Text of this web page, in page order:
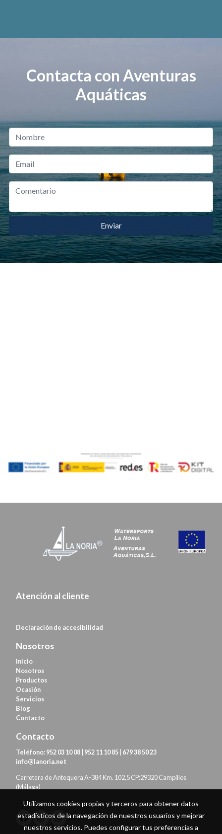
Contacta con Aventuras
Aquáticas
Enviar
Atención al cliente
Declaración de accesibilidad
Nosotros
Inicio
Nosotros
Productos
Ocasión
Servicios
Blog
Contacto
Contacto
Teléfono:952 03 10 08 952 11 10 85 679 38 50 23
info@lanoria.net
Carretera de Antequera A-384 Km. 102,5 CP:29320 Campillos
(Málaga)
Utilizamos cookies propias y terceros para obtener datos
estadísticos de la navegación de nuestros usuarios y mejorar
nuestros servicios. Puedes configurar tus preferencias a